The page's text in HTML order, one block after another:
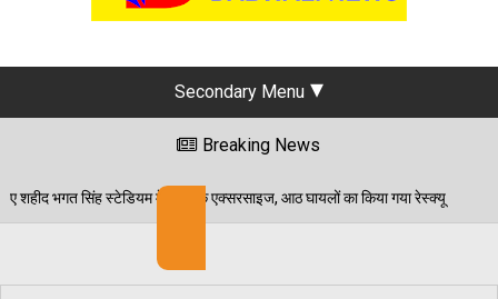
Secondary Menu
Breaking News
एक्सरसाइज, आठ घायलों का किया गया रेस्क्यू 06/08/2026 पेड़ जन्म से